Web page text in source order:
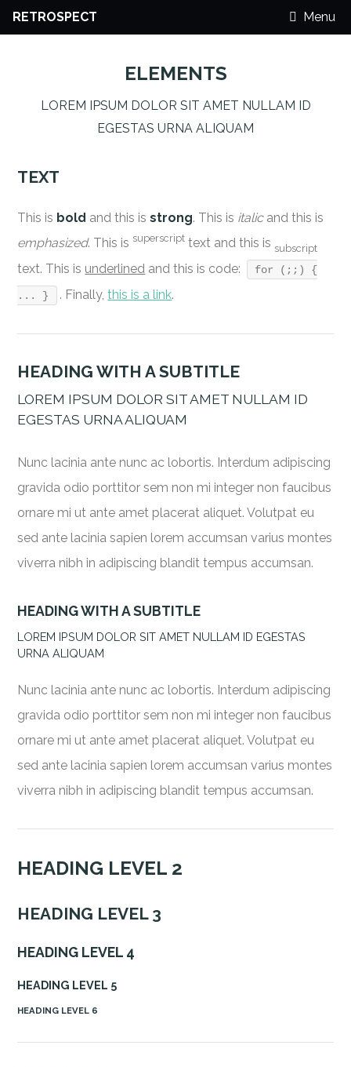
RETROSPECT Menu
ELEMENTS
LOREM IPSUM DOLOR SIT AMET NULLAM ID
EGESTAS URNA ALIQUAM
TEXT
This is bold and this isstrong. This is italicand this is
emphasized. This is superscript text and this is subscript
text. This is underlined and this is code: for (;;) {
... } . Finally,this is a link.
HEADING WITH A SUBTITLE
LOREM IPSUM DOLOR SIT AMET NULLAM ID
EGESTAS URNA ALIQUAM
Nunc lacinia ante nunc ac lobortis. Interdum adipiscing
gravida odio porttitor sem non mi integer non faucibus
ornare mi ut ante amet placerat aliquet. Volutpat eu
sed ante lacinia sapien lorem accumsan varius montes
viverra nibh in adipiscing blandit tempus accumsan.
HEADING WITH A SUBTITLE
LOREM IPSUM DOLOR SIT AMET NULLAM ID EGESTAS
URNA ALIQUAM
Nunc lacinia ante nunc ac lobortis. Interdum adipiscing
gravida odio porttitor sem non mi integer non faucibus
ornare mi ut ante amet placerat aliquet. Volutpat eu
sed ante lacinia sapien lorem accumsan varius montes
viverra nibh in adipiscing blandit tempus accumsan.
HEADING LEVEL 2
HEADING LEVEL 3
HEADING LEVEL 4
HEADING LEVEL 5
HEADING LEVEL 6